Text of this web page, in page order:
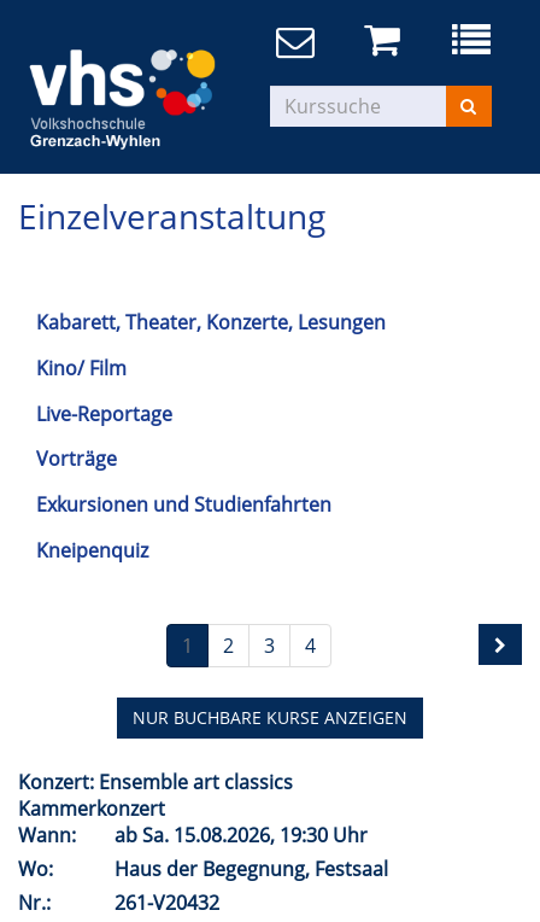
Einzelveranstaltung
Kabarett, Theater, Konzerte, Lesungen
Kino/ Film
Live-Reportage
Vorträge
Exkursionen und Studienfahrten
Kneipenquiz
1 2 3 4
NUR BUCHBARE KURSE ANZEIGEN
Konzert: Ensemble art classics
Kammerkonzert
Wann:
abSa. 15.08.2026, 19:30 Uhr
Wo:
Haus der Begegnung, Festsaal
Nr.:
261-V20432